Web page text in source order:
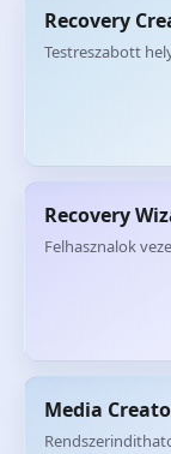
Recovery
Testreszabott
Recovery
Felhasznalok
Media